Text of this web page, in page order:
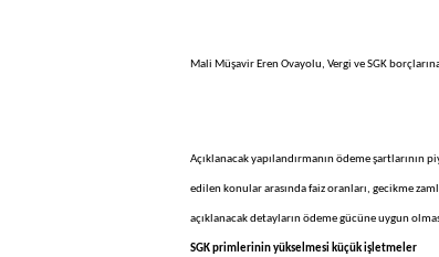
Mali Müşavir Eren Ovayolu, Vergi ve SGK
Açıklanacak yapılandırmanın ödeme şartlarının
edilen konular arasında faiz oranları, gecikme
açıklanacak detayların ödeme gücüne uygun
SGK primlerinin yükselmesi küçük işletmeler